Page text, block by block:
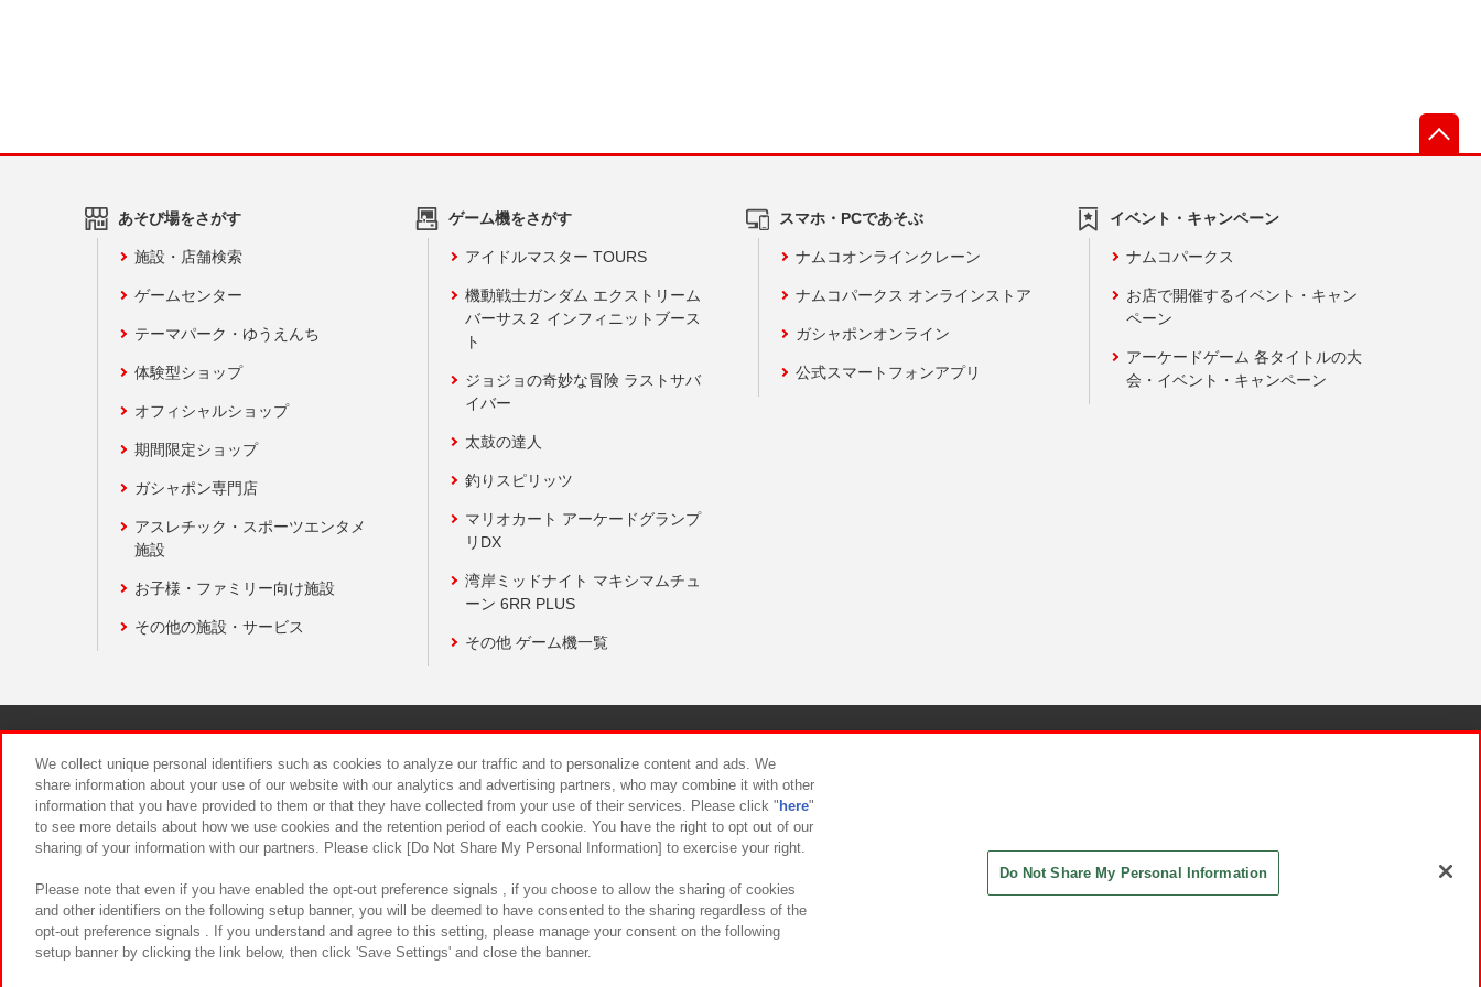
あそび場をさがす
施設・店舗検索
ゲームセンター
テーマパーク・ゆうえんち
体験型ショップ
オフィシャルショップ
期間限定ショップ
ガシャポン専門店
アスレチック・スポーツエンタメ
施設
お子様・ファミリー向け施設
その他の施設・サービス
ゲーム機をさがす
アイドルマスター TOURS
機動戦士ガンダム エクストリーム
バーサス２ インフィニットブース
ト
ジョジョの奇妙な冒険 ラストサバ
イバー
太鼓の達人
釣りスピリッツ
マリオカート アーケードグランプ
リDX
湾岸ミッドナイト マキシマムチュ
ーン 6RR PLUS
その他 ゲーム機一覧
スマホ・PCであそぶ
ナムコオンラインクレーン
ナムコパークス オンラインストア
ガシャポンオンライン
公式スマートフォンアプリ
イベント・キャンペーン
ナムコパークス
お店で開催するイベント・キャン
ペーン
アーケードゲーム 各タイトルの大
会・イベント・キャンペーン
食品のご提供について カスタマーハラスメント対応方針
We collect unique personal identifiers such as cookies to analyze our traffic and to personalize content and ads. We
share information about your use of our website with our analytics and advertising partners, who may combine it with other
information that you have provided to them or that they have collected from your use of their services. Please click " here"
to see more details about how we use cookies and the retention period of each cookie. You have the right to opt out of our
sharing of your information with our partners. Please click [Do Not Share My Personal Information] to exercise your right.
Please note that even if you have enabled the opt-out preference signals , if you choose to allow the sharing of cookies
and other identifiers on the following setup banner, you will be deemed to have consented to the sharing regardless of the
opt-out preference signals . If you understand and agree to this setting, please manage your consent on the following
setup banner by clicking the link below, then click 'Save Settings' and close the banner.
Do Not Share My Personal Information